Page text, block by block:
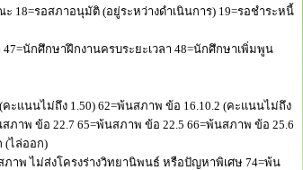
18=รอสภาอนุมัติ (อยู่ระหว่างดำเนินการ) 19=รอชำระหนี้
47=นักศึกษาฝึกงานครบระยะเวลา 48=นักศึกษาเพิ่มพูน
ะแนนไม่ถึง 1.50) 62=พ้นสภาพ ข้อ 16.10.2 (คะแนนไม่ถึง
ภาพ ข้อ 22.7 65=พ้นสภาพ ข้อ 22.5 66=พ้นสภาพ ข้อ 25.6
(ไล่ออก)
ภาพ ไม่ส่งโครงร่างวิทยานิพนธ์ หรือปัญหาพิเศษ 74=พ้น